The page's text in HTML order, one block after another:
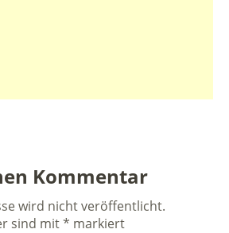
Kommentar
wird nicht veröffentlicht.
sind mit* markiert